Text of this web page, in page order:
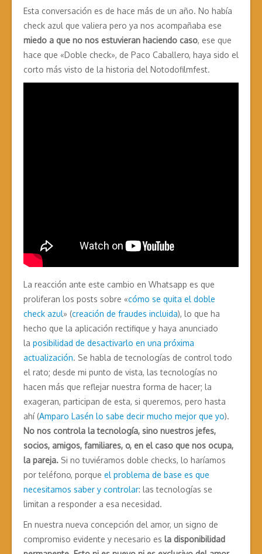
Esta conversación es de hace más de un año. No había
check azul que valiera pero ya nos acompañaba ese
miedo a que no nos estuvieran haciendo caso, ese que
hace que «Doble check», de Paco Caballero, haya sido el
corto más visto de la historia del Notodofilmfest.
La reacción ante este cambio en Whatsapp es que
proliferan los posts sobre «cómo se quita el doble
check azul» (creación de fraudes incluida), lo que ha
hecho que la aplicación rectifique y haya anunciado
la posibilidad de desactivarlo en una próxima
actualización. Se habla de tecnologías de control todo
el rato; desde mi punto de vista, las tecnologías no
hacen más que reflejar nuestra forma de hacer; la
exageran, participan de esta, si queremos, pero hasta
ahí (Amparo Lasén lo sabe decir mucho mejor que yo).
No nos controla la tecnología, sino nuestros jefes,
socios, amigos, familiares, o, en el caso que nos ocupa,
la pareja. Si no tuviéramos doble checks, lo haríamos
por teléfono, porque el problema de base es que
necesitamos saber y controlar: las tecnologías se
limitan a responder a esa necesidad.
En nuestra nueva concepción del amor, un signo de
compromiso evidente y necesario es la disponibilidad